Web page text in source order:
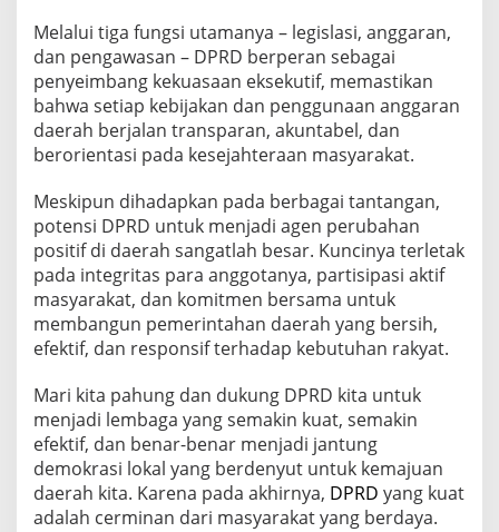
Melalui tiga fungsi utamanya – legislasi, anggaran,
dan pengawasan – DPRD berperan sebagai
penyeimbang kekuasaan eksekutif, memastikan
bahwa setiap kebijakan dan penggunaan anggaran
daerah berjalan transparan, akuntabel, dan
berorientasi pada kesejahteraan masyarakat.
Meskipun dihadapkan pada berbagai tantangan,
potensi DPRD untuk menjadi agen perubahan
positif di daerah sangatlah besar. Kuncinya terletak
pada integritas para anggotanya, partisipasi aktif
masyarakat, dan komitmen bersama untuk
membangun pemerintahan daerah yang bersih,
efektif, dan responsif terhadap kebutuhan rakyat.
Mari kita pahung dan dukung DPRD kita untuk
menjadi lembaga yang semakin kuat, semakin
efektif, dan benar-benar menjadi jantung
demokrasi lokal yang berdenyut untuk kemajuan
daerah kita. Karena pada akhirnya, DPRD yang kuat
adalah cerminan dari masyarakat yang berdaya.